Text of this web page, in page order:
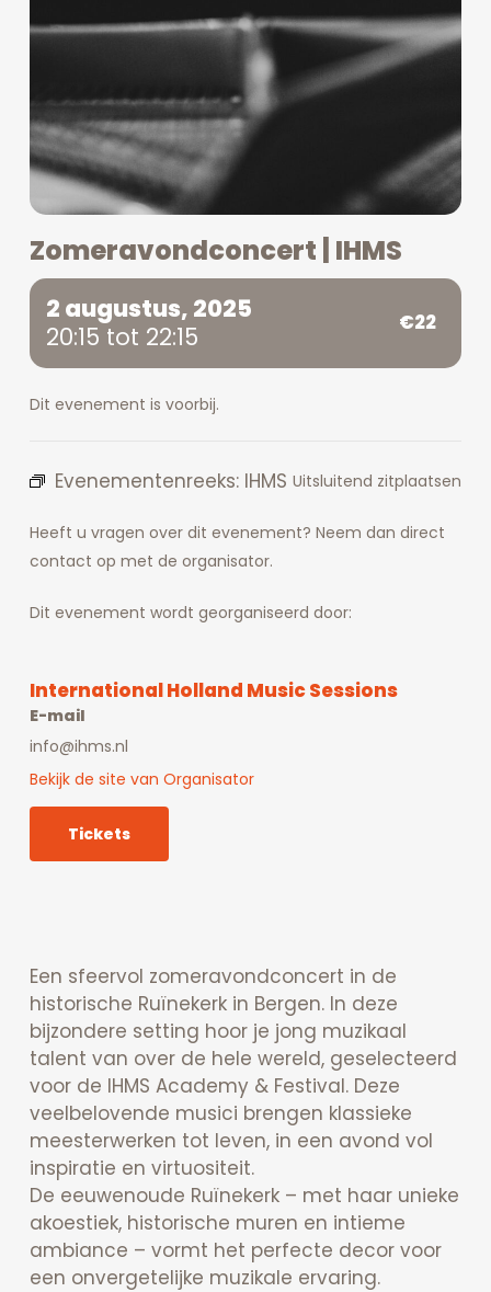
Zomeravondconcert | IHMS
2 augustus, 2025
20:15 tot 22:15
€22
Dit evenement is voorbij.
Evenementenreeks: IHMS Uitsluitend zitplaatsen
Heeft u vragen over dit evenement? Neem dan direct
contact op met de organisator.
Dit evenement wordt georganiseerd door:
International Holland Music Sessions
E-mail
info@ihms.nl
Bekijk de site van Organisator
Tickets
Een sfeervol zomeravondconcert in de
historische Ruïnekerk in Bergen. In deze
bijzondere setting hoor je jong muzikaal
talent van over de hele wereld, geselecteerd
voor de IHMS Academy & Festival. Deze
veelbelovende musici brengen klassieke
meesterwerken tot leven, in een avond vol
inspiratie en virtuositeit.
De eeuwenoude Ruïnekerk – met haar unieke
akoestiek, historische muren en intieme
ambiance – vormt het perfecte decor voor
een onvergetelijke muzikale ervaring.